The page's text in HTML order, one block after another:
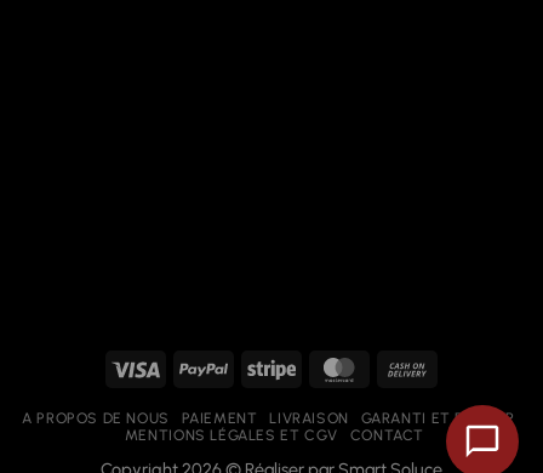
Visa PayPal Stripe MasterCard
Delivery
A PROPOS DE NOUS PAIEMENT LIVRAISON
GARANTI ET RETOUR
MENTIONS LÉGALES ET CGV
CONTACT